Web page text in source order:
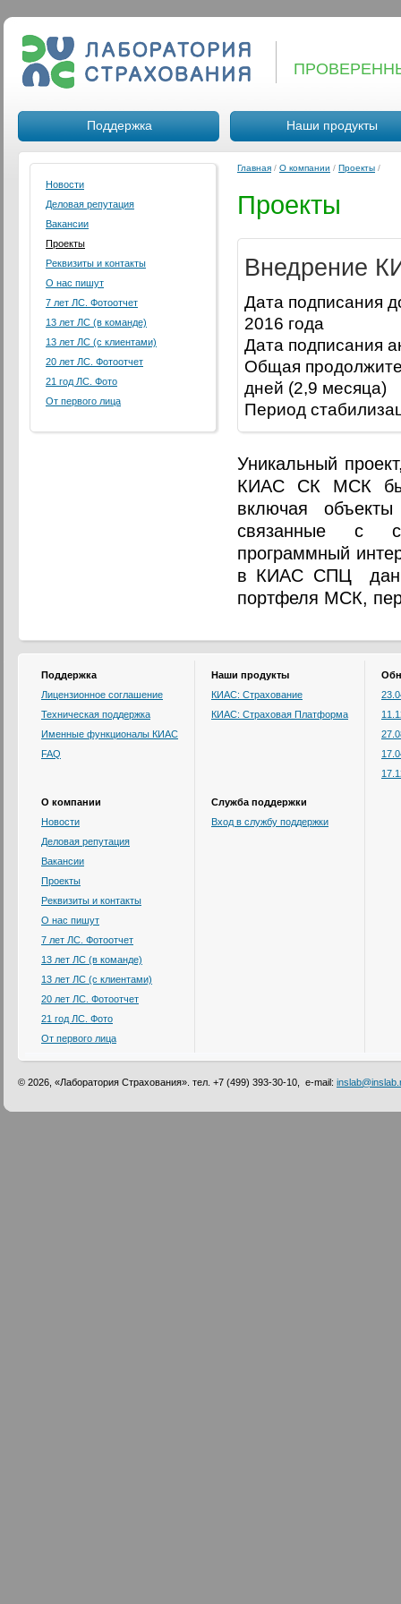
Поддержка Наши продукты
Новости
Деловая репутация
Вакансии
Проекты
Реквизиты и контакты
О нас пишут
7 лет ЛС. Фотоотчет
13 лет ЛС (в команде)
13 лет ЛС (с клиентами)
20 лет ЛС. Фотоотчет
21 год ЛС. Фото
От первого лица
Главная / О компании / Проекты /
Проекты
Внедрение
Дата подписания
2016 года
Дата подписания
Общая
дней (2,9 месяца)
Период
Уникальный
КИАС СК МСК
включая
связанные с
программный
в КИАС СПЦ
портфеля МСК,
Поддержка
Лицензионное соглашение
Техническая поддержка
Именные функционалы КИАС
FAQ
Наши продукты
КИАС: Страхование
КИАС: Страховая Платформа
О компании
Новости
Деловая репутация
Вакансии
Проекты
Реквизиты и контакты
О нас пишут
7 лет ЛС. Фотоотчет
13 лет ЛС (в команде)
13 лет ЛС (с клиентами)
20 лет ЛС. Фотоотчет
21 год ЛС. Фото
От первого лица
Служба поддержки
Вход в службу поддержки
© 2026, «Лаборатория Страхования». тел. +7 (499) 393-30-10, e-mail: